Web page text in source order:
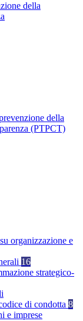
della
della
(PTPCT)
organizzazione e
16
strategico-
di condotta 8
e imprese